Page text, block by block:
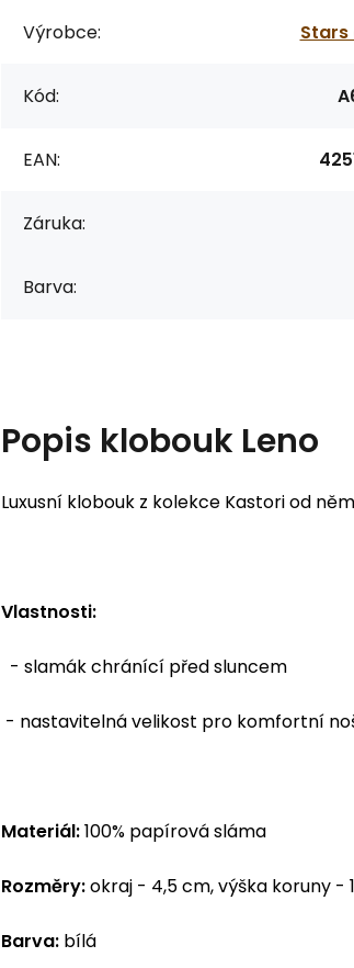
Výrobce: Stars
Kód:
EAN:
Záruka:
Barva:
Popis klobouk Leno
Luxusní klobouk z kolekce Kastori od
Vlastnosti:
- slamák chránící před sluncem
- nastavitelná velikost pro komfortní
Materiál:100% papírová sláma
Rozměry:okraj - 4,5 cm, výška koruny -
Barva: bílá